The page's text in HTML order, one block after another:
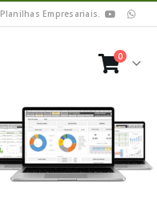
Empresariais.
0